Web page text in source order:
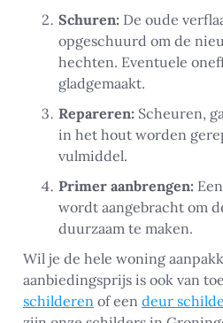
Schuren: De oude
opgeschuurd om de
hechten. Eventuele
gladgemaakt.
Repareren: Scheuren,
in het hout worden
vulmiddel.
Primer aanbrengen:
wordt aangebracht om
duurzaam te maken.
Wil je de hele woning
aanbiedingsprijs is ook van
schilderen of een deur